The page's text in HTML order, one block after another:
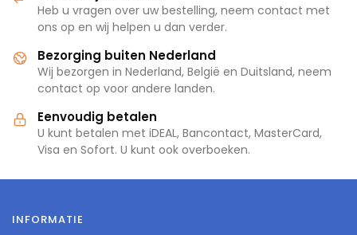
Heb u vragen over uw bestelling, neem contact met
ons op en wij helpen u dan verder.
Bezorging buiten Nederland
Wij bezorgen in Nederland, België en Duitsland, neem
contact op voor andere landen.
Eenvoudig betalen
U kunt betalen met iDEAL, Bancontact, MasterCard,
Visa en Sofort. U kunt ook overboeken.
INFORMATIE